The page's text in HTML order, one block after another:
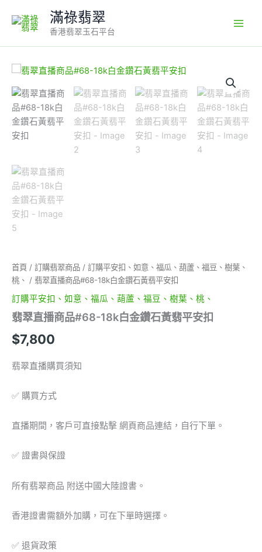
content
滿祿翡翠
香港翡翠玉石平台
首頁 / 訂購翡翠商品 / 訂購平安扣、如意、福瓜、葫蘆、福豆、樹葉、
桃、 / 翡翠直播商品#68-18k白金鑽石黃翡平安扣
訂購平安扣、如意、福瓜、葫蘆、福豆、樹葉、桃、
翡翠直播商品#68-18k白金鑽石黃翡平安扣
$7,800
翡翠直播購買須知
✅ 購買方式
直播期間，客戶可直接點擊 網頁商品連結，自行下單。
✅ 證書與保證
所有翡翠商品 附送中國大陸證書。
香港證書需額外加購，可在下單時選擇。
✅ 退貨政策
直
播
商
品
#68-
金
鑽
石
黃
翡
平
數
量